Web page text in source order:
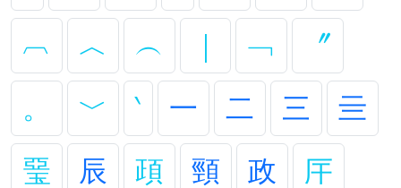
︹
︿ ︵ ﹁
〞
。
﹀ ‵ 一 二 三
亖
琧
辰 頙 頸 政
厈